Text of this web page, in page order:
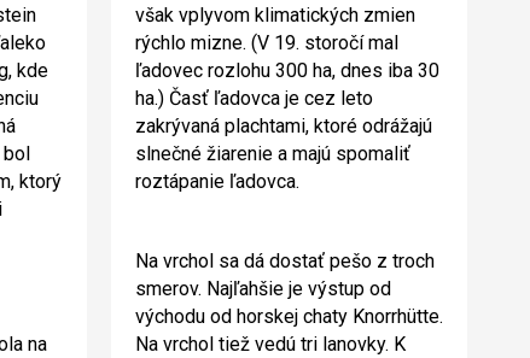
kde
bol
ktorý
na
však vplyvom klimatických zmien
rýchlo mizne. (V 19. storočí mal
ľadovec rozlohu 300 ha, dnes iba 30
ha.) Časť ľadovca je cez leto
zakrývaná plachtami, ktoré odrážajú
slnečné žiarenie a majú spomaliť
roztápanie ľadovca.
Na vrchol sa dá dostať pešo z troch
smerov. Najľahšie je výstup od
východu od horskej chaty Knorrhütte.
Na vrchol tiež vedú tri lanovky. K